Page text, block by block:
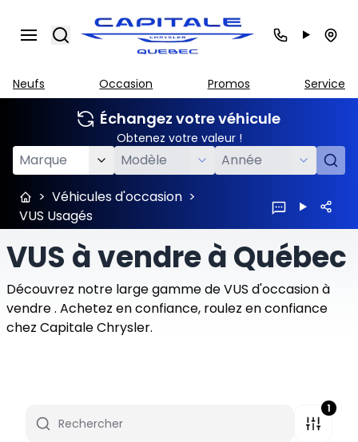
Search
Neufs Occasion Promos Service
Échangez votre véhicule
Obtenez votre valeur !
> Véhicules d'occasion >
VUS Usagés
VUS à vendre à Québec
Découvrez notre large gamme de VUS d'occasion à
vendre . Achetez en confiance, roulez en confiance
chez Capitale Chrysler.
1